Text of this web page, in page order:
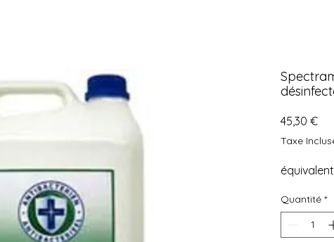
45,30 €Prix
Taxe
Quantité *